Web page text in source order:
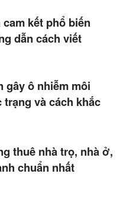
cam kết phổ biến
dẫn cách viết
gây ô nhiễm môi
và cách khắc
thuê nhà trọ, nhà ở,
chuẩn nhất